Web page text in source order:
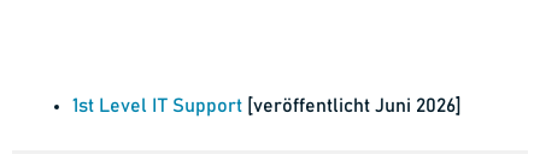
1st Level IT Support [veröffentlicht Juni 2026]